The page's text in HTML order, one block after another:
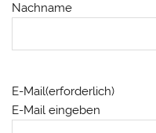
Nachname
E-Mail(erforderlich)
E-Mail eingeben